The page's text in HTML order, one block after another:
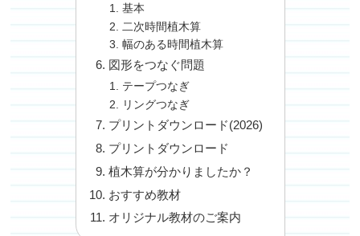
基本
二次時間植木算
幅のある時間植木算
図形をつなぐ問題
テープつなぎ
リングつなぎ
プリントダウンロード(2026)
プリントダウンロード
植木算が分かりましたか？
おすすめ教材
オリジナル教材のご案内